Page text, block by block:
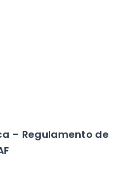
– Regulamento de